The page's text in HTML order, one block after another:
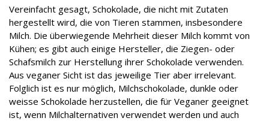
Vereinfacht gesagt, Schokolade, die nicht mit Zutaten
hergestellt wird, die von Tieren stammen, insbesondere
Milch. Die überwiegende Mehrheit dieser Milch kommt von
Kühen; es gibt auch einige Hersteller, die Ziegen- oder
Schafsmilch zur Herstellung ihrer Schokolade verwenden.
Aus veganer Sicht ist das jeweilige Tier aber irrelevant.
Folglich ist es nur möglich, Milchschokolade, dunkle oder
weisse Schokolade herzustellen, die für Veganer geeignet
ist, wenn Milchalternativen verwendet werden und auch